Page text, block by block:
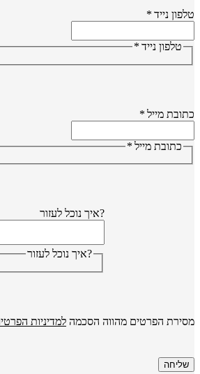
נייד*
טלפון נייד*
מייל*
כתובת מייל*
?איך נוכל לעזור
?איך נוכל לעזור
הפרטים מהווה הסכמה למדיניות הפרטיות
שליחה